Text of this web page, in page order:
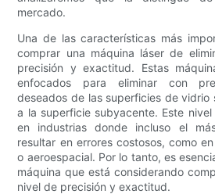
mercado.
Una de las características más
comprar una máquina láser de
precisión y exactitud. Estas
enfocados para eliminar con
deseados de las superficies de vidrio
a la superficie subyacente. Este
en industrias donde incluso el
resultar en errores costosos, como
o aeroespacial. Por lo tanto, es
máquina que está considerando
nivel de precisión y exactitud.